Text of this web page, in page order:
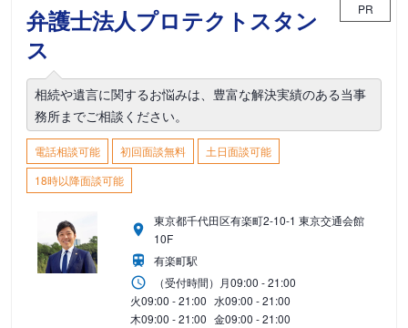
弁護士法人プロテクトスタン
ス
PR
相続や遺言に関するお悩みは、豊富な解決実績のある当事
務所までご相談ください。
電話相談可能 初回面談無料
土日面談可能
18時以降面談可能
東京都千代田区有楽町2-10-1 東京交通会館
10F
有楽町駅
（受付時間） 月09:00 - 21:00
火09:00 - 21:00 水09:00 - 21:00
木09:00 - 21:00 金09:00 - 21:00